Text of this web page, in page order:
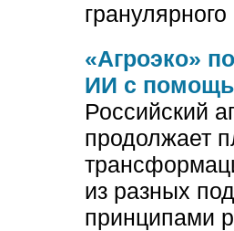
«Агроэко»
ИИ с
Российский
продолжает
из разных
принципами